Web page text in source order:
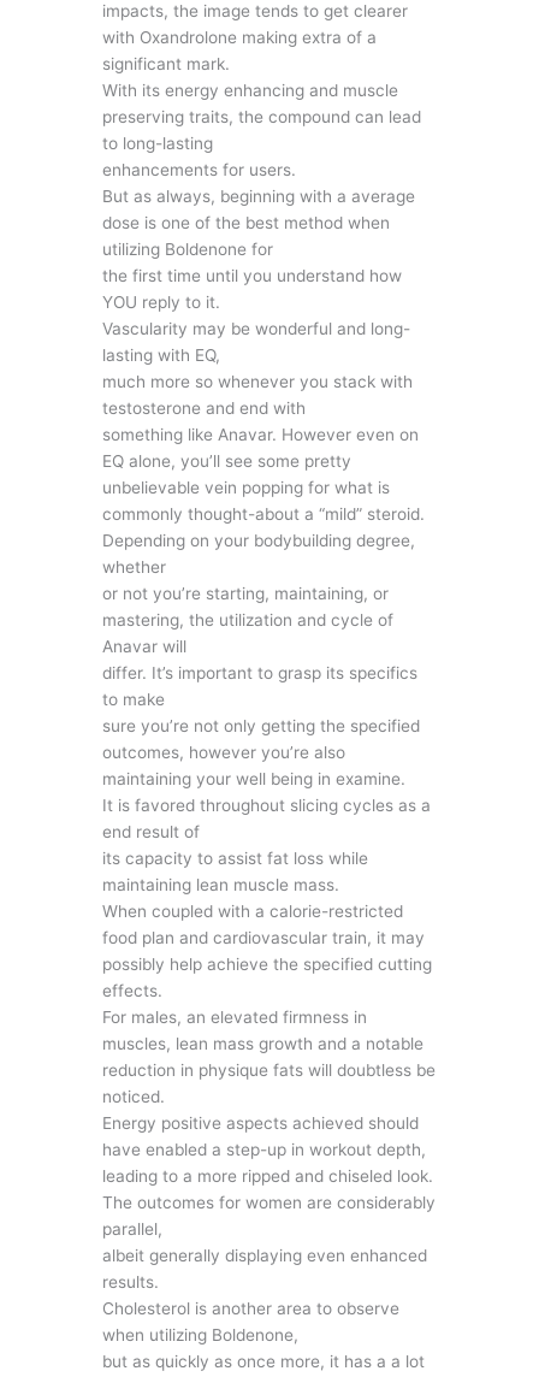
impacts, the image tends to get clearer
with Oxandrolone making extra of a
significant mark.
With its energy enhancing and muscle
preserving traits, the compound can lead
to long-lasting
enhancements for users.
But as always, beginning with a average
dose is one of the best method when
utilizing Boldenone for
the first time until you understand how
YOU reply to it.
Vascularity may be wonderful and long-
lasting with EQ,
much more so whenever you stack with
testosterone and end with
something like Anavar. However even on
EQ alone, you’ll see some pretty
unbelievable vein popping for what is
commonly thought-about a “mild” steroid.
Depending on your bodybuilding degree,
whether
or not you’re starting, maintaining, or
mastering, the utilization and cycle of
Anavar will
differ. It’s important to grasp its specifics
to make
sure you’re not only getting the specified
outcomes, however you’re also
maintaining your well being in examine.
It is favored throughout slicing cycles as a
end result of
its capacity to assist fat loss while
maintaining lean muscle mass.
When coupled with a calorie-restricted
food plan and cardiovascular train, it may
possibly help achieve the specified cutting
effects.
For males, an elevated firmness in
muscles, lean mass growth and a notable
reduction in physique fats will doubtless be
noticed.
Energy positive aspects achieved should
have enabled a step-up in workout depth,
leading to a more ripped and chiseled look.
The outcomes for women are considerably
parallel,
albeit generally displaying even enhanced
results.
Cholesterol is another area to observe
when utilizing Boldenone,
but as quickly as once more, it has a a lot